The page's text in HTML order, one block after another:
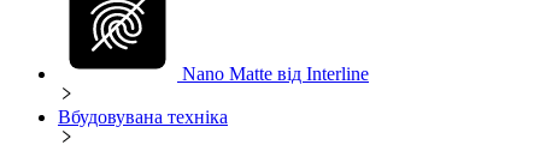
Nano Matte від Interline
Вбудовувана техніка